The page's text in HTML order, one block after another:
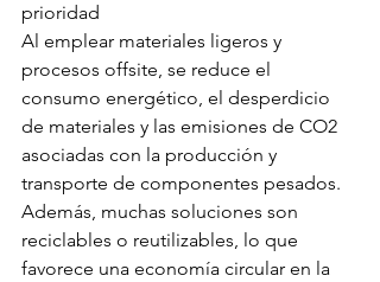
prioridad
Al emplear materiales ligeros y
procesos offsite, se reduce el
consumo energético, el desperdicio
de materiales y las emisiones de CO2
asociadas con la producción y
transporte de componentes pesados.
Además, muchas soluciones son
reciclables o reutilizables, lo que
favorece una economía circular en la